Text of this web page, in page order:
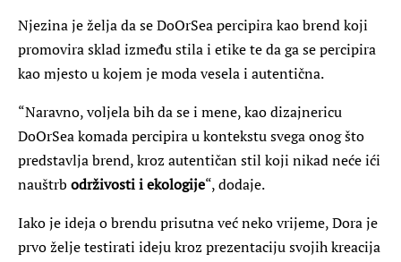
Njezina je želja da se DoOrSea percipira kao brend koji
promovira sklad između stila i etike te da ga se percipira
kao mjesto u kojem je moda vesela i autentična.
“Naravno, voljela bih da se i mene, kao dizajnericu
DoOrSea komada percipira u kontekstu svega onog što
predstavlja brend, kroz autentičan stil koji nikad neće ići
nauštrb održivosti i ekologije“, dodaje.
Iako je ideja o brendu prisutna već neko vrijeme, Dora je
prvo želje testirati ideju kroz prezentaciju svojih kreacija